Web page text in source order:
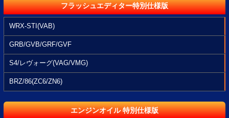
フラッシュエディター特別仕様版
WRX-STI(VAB)
GRB/GVB/GRF/GVF
S4/レヴォーグ(VAG/VMG)
BRZ/86(ZC6/ZN6)
エンジンオイル 特別仕様版